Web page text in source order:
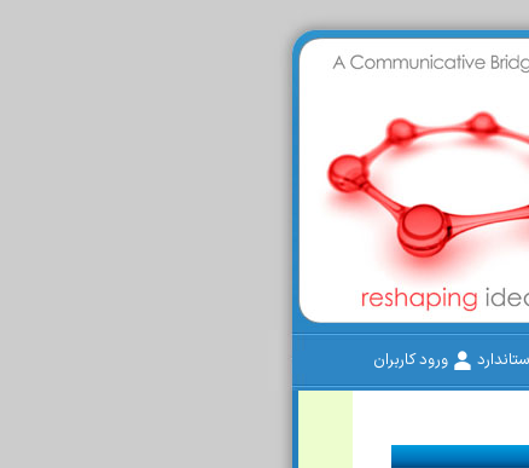
ورود کاربران